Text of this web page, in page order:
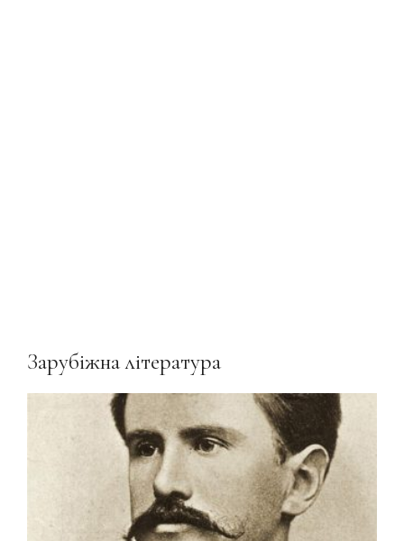
Зарубіжна література